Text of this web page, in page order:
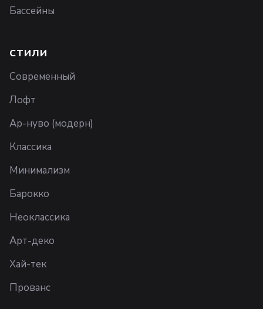
Бассейны
СТИЛИ
Современный
Лофт
Ар-нуво (модерн)
Классика
Минимализм
Барокко
Неоклассика
Арт-деко
Хай-тек
Прованс